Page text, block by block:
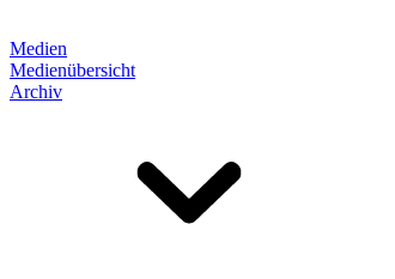
Medien
Medienübersicht
Archiv